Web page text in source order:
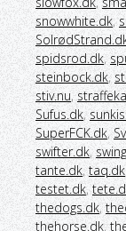
snowwhite.dk,
spidsrod.dk,
steinbock.dk,
stiv.nu,
Sufus.dk,
SuperFCK.dk,
swifter.dk,
tante.dk, taq.dk
testet.dk,
thedogs.dk,
thehorse.dk,